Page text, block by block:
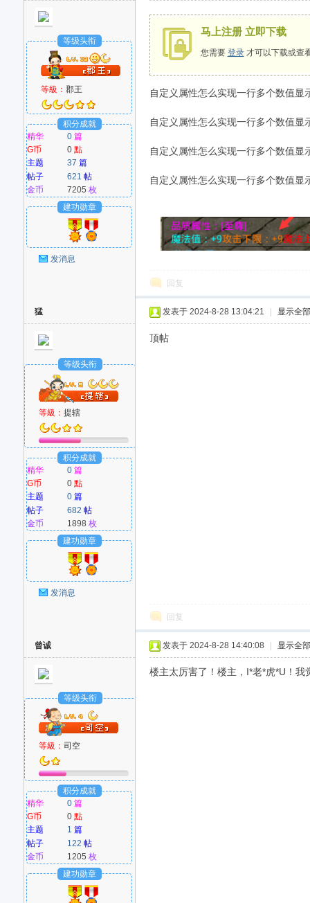
爱
好
者
等级头衔
等級：郡王
积分成就
精华
0 篇
G币
0點
主题
37 篇
帖子
621 帖
金币
7205枚
建功勋章
发消息
马上注册 立即下载
您需要 登录才可以下载或查
自定义属性怎么实现一行多个数值显
自定义属性怎么实现一行多个数值显
自定义属性怎么实现一行多个数值显
自定义属性怎么实现一行多个数值显
回复
猛
等级头衔
等級： 提辖
积分成就
精华
0 篇
G币
0點
主题
0 篇
帖子
682 帖
金币
1898枚
建功勋章
发消息
发表于 2024-8-28 13:04:21 显示全
顶帖
回复
曾诚
等级头衔
等級： 司空
积分成就
精华
0 篇
G币
0點
主题
1 篇
帖子
122 帖
金币
1205枚
建功勋章
发表于 2024-8-28 14:40:08 显示全
楼主太厉害了！楼主，I*老*虎*U！